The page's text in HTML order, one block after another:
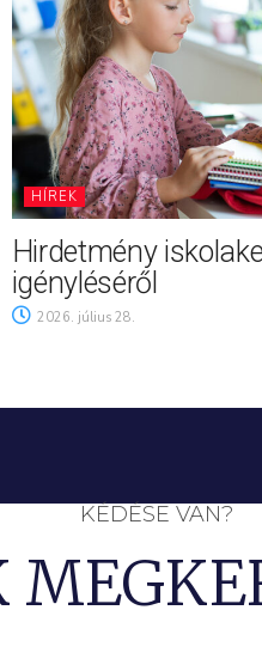
HÍREK
Hirdetmény
igényléséről
2026. július 28.
KÉDÉSE VAN?